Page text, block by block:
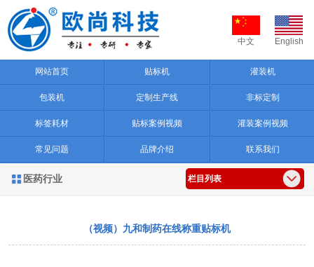
中文 English
网站首页 贴标机 灌装机
包装机 定制生产线 非标定制
标签耗材 贴标案例视频 灌装案例视频
常见问题 品牌介绍 联系我们
 医药行业 栏目列表
（视频）九和制药在线称重贴标机